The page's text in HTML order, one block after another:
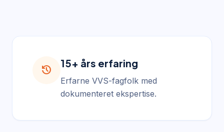
history
15+ års erfaring
Erfarne VVS-fagfolk med
dokumenteret ekspertise.